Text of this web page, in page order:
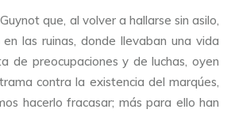
que, al volver a hallarse sin asilo,
las ruinas, donde llevaban una vida
de preocupaciones y de luchas, oyen
contra la existencia del marqúes,
hacerlo fracasar; más para ello han